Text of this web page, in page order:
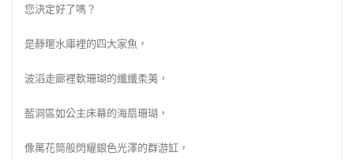
您決定好了嗎？
是靜暱水庫裡的四大家魚，
波滔走廊裡軟珊瑚的纖纖柔荑，
藍洞區如公主床幕的海扇珊瑚，
像萬花筒般閃耀銀色光澤的群游缸，